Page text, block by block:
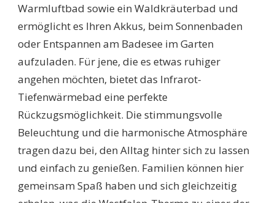
Warmluftbad sowie ein Waldkräuterbad und
ermöglicht es Ihren Akkus, beim Sonnenbaden
oder Entspannen am Badesee im Garten
aufzuladen. Für jene, die es etwas ruhiger
angehen möchten, bietet das Infrarot-
Tiefenwärmebad eine perfekte
Rückzugsmöglichkeit. Die stimmungsvolle
Beleuchtung und die harmonische Atmosphäre
tragen dazu bei, den Alltag hinter sich zu lassen
und einfach zu genießen. Familien können hier
gemeinsam Spaß haben und sich gleichzeitig